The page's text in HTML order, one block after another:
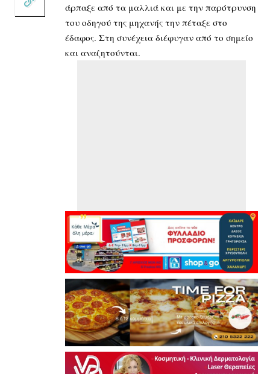
άρπαξε από τα μαλλιά και με την παρότρυνση
του οδηγού της μηχανής την πέταξε στο
έδαφος. Στη συνέχεια διέφυγαν από το σημείο
και αναζητούνται.